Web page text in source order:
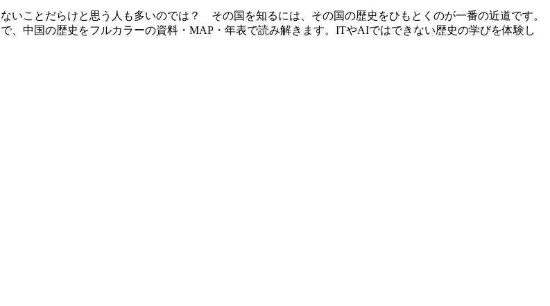
いことだらけと思う人も多いのでは？ その国を知るには、その国の歴史をひもとくのが一番の近道です。
、中国の歴史をフルカラーの資料・MAP・年表で読み解きます。ITやAIではできない歴史の学びを体験し